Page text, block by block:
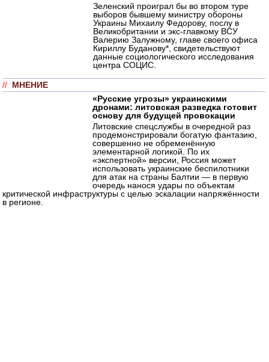
Зеленский проиграл бы во втором туре
выборов бывшему министру обороны
Украины Михаилу Федорову, послу в
Великобритании и экс-главкому ВСУ
Валерию Залужному, главе своего офиса
Кириллу Буданову*, свидетельствуют
данные социологического исследования
центра СОЦИС.
// МНЕНИЕ
«Русские угрозы» украинскими
дронами: литовская разведка готовит
основу для будущей провокации
Литовские спецслужбы в очередной раз
продемонстрировали богатую фантазию,
совершенно не обременённую
элементарной логикой. По их
«экспертной» версии, Россия может
использовать украинские беспилотники
для атак на страны Балтии — в первую
очередь нанося удары по объектам
критической инфраструктуры с целью эскалации напряжённости
в регионе.